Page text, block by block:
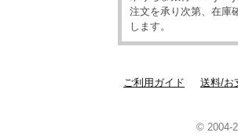
注文を承り次第、在庫
します。
ご利用ガイド 送料/お
© 2004-